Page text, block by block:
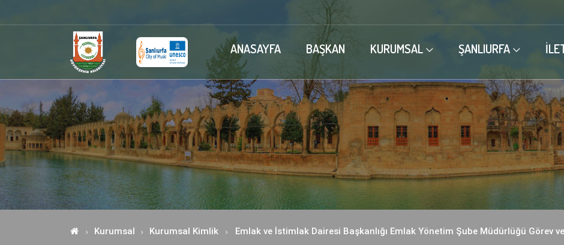
ANASAYFA BAŞKAN KURUMSAL ŞANLIURFA
Kurumsal Kurumsal Kimlik Emlak ve İstimlak Dairesi Başkanlığı Emlak Yönetim Şube Müdürlüğü Görev